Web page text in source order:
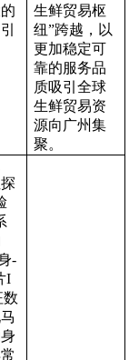
生鲜贸易枢
纽”跨越，以
更加稳定可
靠的服务品
质吸引全球
生鲜贸易资
源向广州集
聚。
-
I
数